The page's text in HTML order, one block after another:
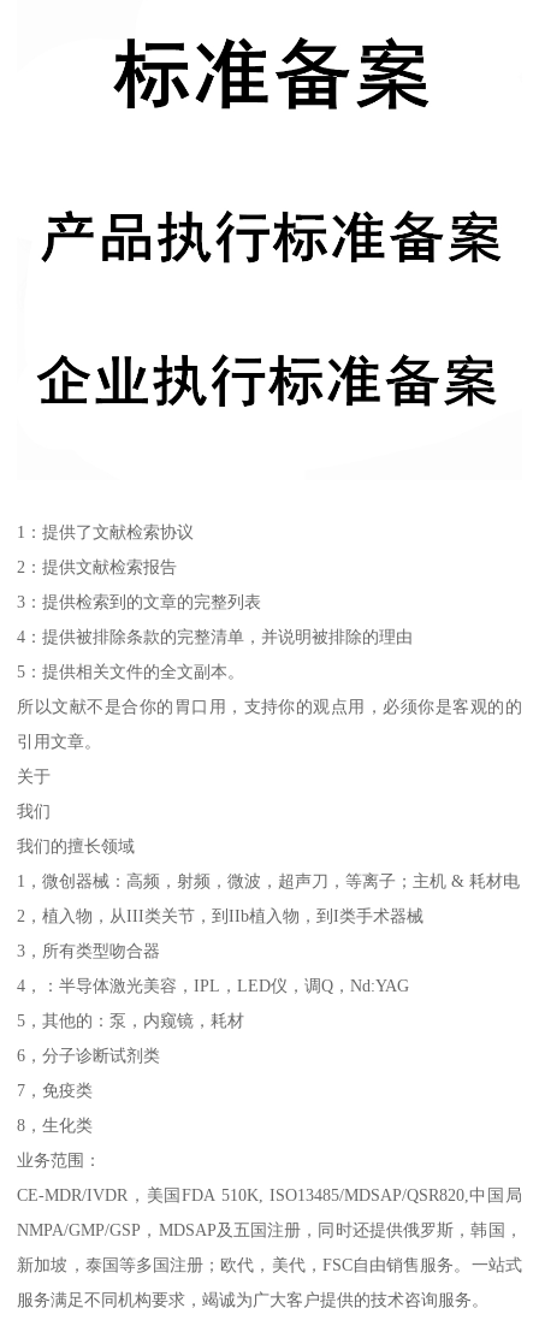
1：提供了文献检索协议
2：提供文献检索报告
3：提供检索到的文章的完整列表
4：提供被排除条款的完整清单，并说明被排除的理由
5：提供相关文件的全文副本。
所以文献不是合你的胃口用，支持你的观点用，必须你是客观的的
引用文章。
关于
我们
我们的擅长领域
1，微创器械：高频，射频，微波，超声刀，等离子；主机 & 耗材电
2，植入物，从III类关节，到IIb植入物，到I类手术器械
3，所有类型吻合器
4，：半导体激光美容，IPL，LED仪，调Q，Nd:YAG
5，其他的：泵，内窥镜，耗材
6，分子诊断试剂类
7，免疫类
8，生化类
业务范围：
CE-MDR/IVDR，美国FDA 510K, ISO13485/MDSAP/QSR820,中国局
NMPA/GMP/GSP，MDSAP及五国注册，同时还提供俄罗斯，韩国，
新加坡，泰国等多国注册；欧代，美代，FSC自由销售服务。一站式
服务满足不同机构要求，竭诚为广大客户提供的技术咨询服务。